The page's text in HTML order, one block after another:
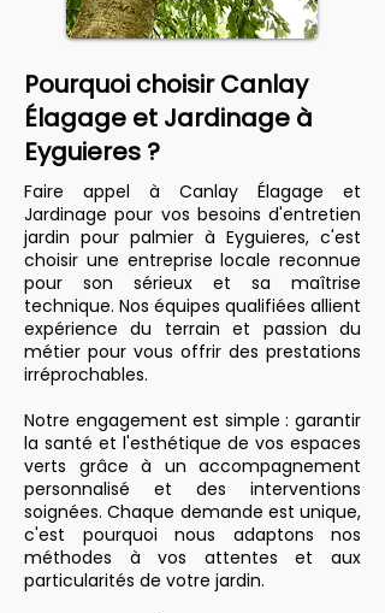
Pourquoi choisir Canlay
Élagage et Jardinage à
Eyguieres ?
Faire appel à Canlay Élagage et
Jardinage pour vos besoins d'entretien
jardin pour palmier à Eyguieres, c'est
choisir une entreprise locale reconnue
pour son sérieux et sa maîtrise
technique. Nos équipes qualifiées allient
expérience du terrain et passion du
métier pour vous offrir des prestations
irréprochables.
Notre engagement est simple : garantir
la santé et l'esthétique de vos espaces
verts grâce à un accompagnement
personnalisé et des interventions
soignées. Chaque demande est unique,
c'est pourquoi nous adaptons nos
méthodes à vos attentes et aux
particularités de votre jardin.